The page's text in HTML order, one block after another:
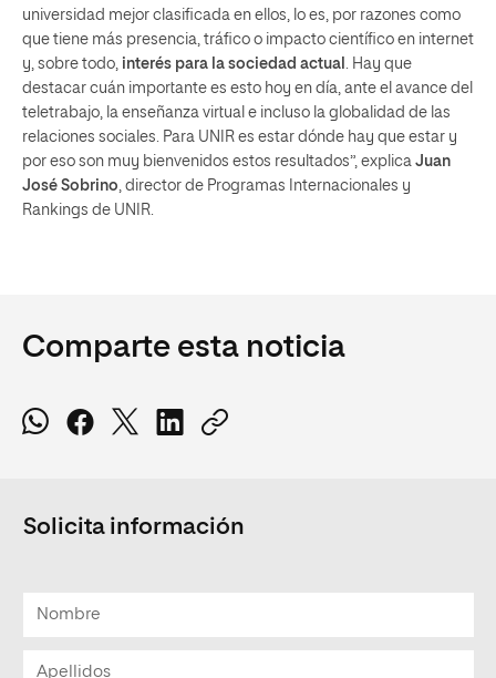
universidad mejor clasificada en ellos, lo es, por razones como
que tiene más presencia, tráfico o impacto científico en internet
y, sobre todo, interés para la sociedad actual
. Hay que
destacar cuán importante es esto hoy en día, ante el avance del
teletrabajo, la enseñanza virtual e incluso la globalidad de las
relaciones sociales. Para UNIR es estar dónde hay que estar y
por eso son muy bienvenidos estos resultados”, explica Juan
José Sobrino , director de Programas Internacionales y
Rankings de UNIR.
Comparte esta noticia
Solicita información